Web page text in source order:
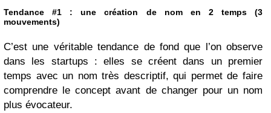
Tendance #1 : une création de nom en 2 temps (3
mouvements)
C’est une véritable tendance de fond que l’on observe
dans les startups : elles se créent dans un premier
temps avec un nom très descriptif, qui permet de faire
comprendre le concept avant de changer pour un nom
plus évocateur.